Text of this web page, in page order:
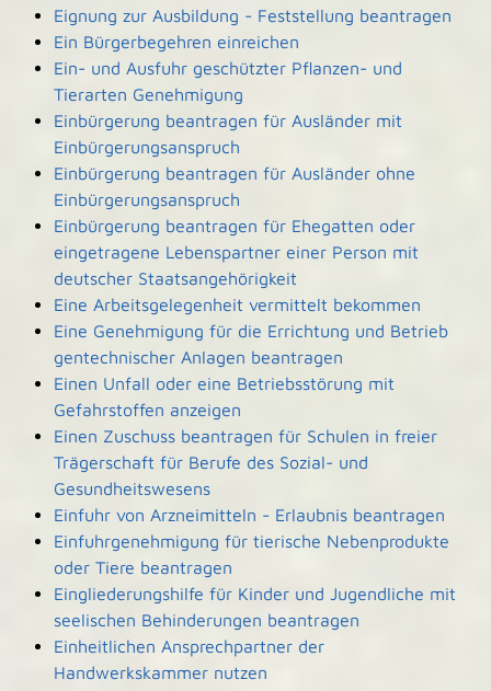
Eignung zur Ausbildung - Feststellung beantragen
Ein Bürgerbegehren einreichen
Ein- und Ausfuhr geschützter Pflanzen- und
Tierarten Genehmigung
Einbürgerung beantragen für Ausländer mit
Einbürgerungsanspruch
Einbürgerung beantragen für Ausländer ohne
Einbürgerungsanspruch
Einbürgerung beantragen für Ehegatten oder
eingetragene Lebenspartner einer Person mit
deutscher Staatsangehörigkeit
Eine Arbeitsgelegenheit vermittelt bekommen
Eine Genehmigung für die Errichtung und Betrieb
gentechnischer Anlagen beantragen
Einen Unfall oder eine Betriebsstörung mit
Gefahrstoffen anzeigen
Einen Zuschuss beantragen für Schulen in freier
Trägerschaft für Berufe des Sozial- und
Gesundheitswesens
Einfuhr von Arzneimitteln - Erlaubnis beantragen
Einfuhrgenehmigung für tierische Nebenprodukte
oder Tiere beantragen
Eingliederungshilfe für Kinder und Jugendliche mit
seelischen Behinderungen beantragen
Einheitlichen Ansprechpartner der
Handwerkskammer nutzen